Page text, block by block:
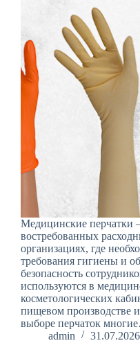
Медицинские перчатки
востребованных
организациях, где
требования гигиены и
безопасность
используются в
косметологических
пищевом производстве
выборе перчаток
admin
31.07.2026